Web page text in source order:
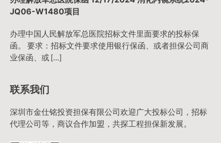
JQ06-W1480项目
办理中国人民解放军总医院招标文件里面要求的投标保
函。 要求：招标文件要求使用银行保函、或者担保公司商
业保函、或 […]
联系我们
深圳市金仕铭投资担保有限公司欢迎广大投标公司，招标
代理公司等，商议合作加盟，共探工程担保新发展。